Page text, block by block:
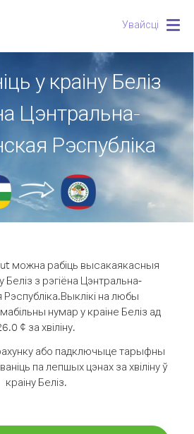
Увайсці
у краіну Беліз
Цэнтральна-
Рэспубліка
можна рабіць высакаякасныя
Беліз з рэгіёна Цэнтральна-
Выклікі на любы
нумар у краіне Беліз ад
¢ за хвіліну.
або падключыце тарыфны
па лепшых цэнах за хвіліну ў
краіну Беліз.